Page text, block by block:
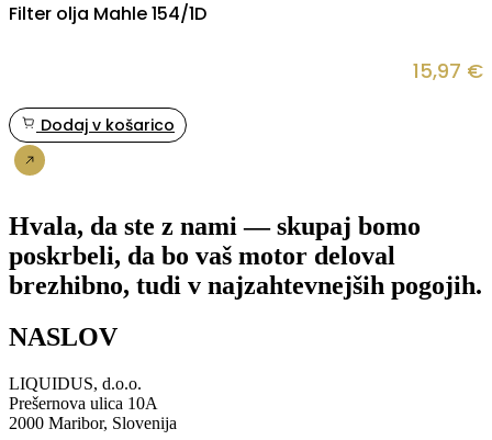
Filter olja Mahle 154/1D
15,97 €
Dodaj v košarico
Hvala, da ste z nami — skupaj bomo
poskrbeli, da bo vaš motor deloval
brezhibno, tudi v najzahtevnejših pogojih.
NASLOV
LIQUIDUS, d.o.o.
Prešernova ulica 10A
2000 Maribor, Slovenija